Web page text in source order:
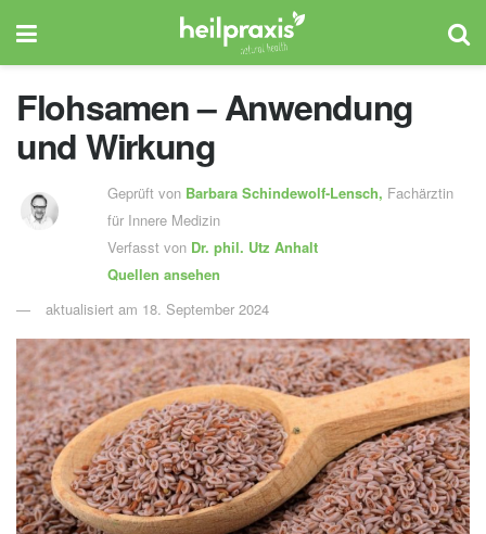
Flohsamen – Anwendung
und Wirkung
Geprüft von Barbara Schindewolf-Lensch, Fachärztin
für Innere Medizin
Verfasst von Dr. phil. Utz Anhalt
Quellen ansehen
aktualisiert am 18. September 2024